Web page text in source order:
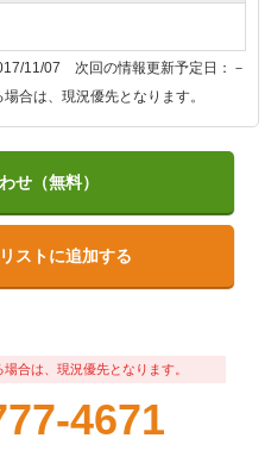
11/07 次回の情報更新予定日：－
合は、現況優先となります。
せ（無料）
ストに追加する
合は、現況優先となります。
4671